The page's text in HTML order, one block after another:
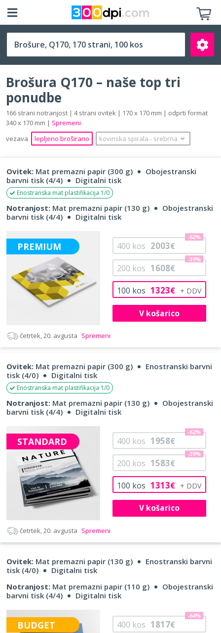
Q170 (170 x 170 mm)
Išči
Brošura Q170 – naše top tri
ponudbe
166 strani notranjost | 4 strani ovitek | 170 x 170 mm | odprti format
340 x 170 mm | Spremeni
vezava
lepljeno broširano kovinska spirala ‐ srebrna
Ovitek: Mat premazni papir (300 g)
Obojestranski
barvni tisk (4/4)
Digitalni tisk
Enostranska mat plastifikacija 1/0
Notranjost: Mat premazni papir (130 g)
Obojestranski
barvni tisk (4/4)
Digitalni tisk
PREMIUM
100 kos 1323€
200 kos 1608€
-39%
400 kos 2003€
-62%
V košarico
četrtek, 20. avgusta Spremeni
Ovitek: Mat premazni papir (300 g)
Enostranski barvni
tisk (4/0)
Digitalni tisk
Enostranska mat plastifikacija 1/0
Notranjost: Mat premazni papir (130 g)
Obojestranski
barvni tisk (4/4)
Digitalni tisk
STANDARD
100 kos 1313€
200 kos 1583€
-39%
400 kos 1958€
-62%
V košarico
četrtek, 20. avgusta Spremeni
Ovitek: Mat premazni papir (130 g)
Enostranski barvni
tisk (4/0)
Digitalni tisk
Notranjost: Mat premazni papir (110 g)
Obojestranski
barvni tisk (4/4)
Digitalni tisk
BUDGET 400 kos 1817€
-64%